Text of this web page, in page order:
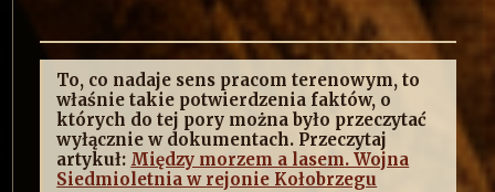
To, co nadaje sens pracom terenowym, to
właśnie takie potwierdzenia faktów, o
których do tej pory można było przeczytać
wyłącznie w dokumentach. Przeczytaj
artykuł: Między morzem a lasem. Wojna
Siedmioletnia w rejonie Kołobrzegu